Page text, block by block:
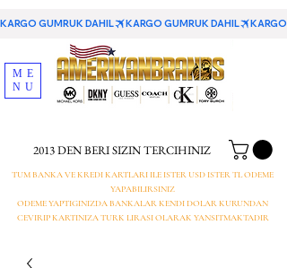
KARGO GUMRUK DAHIL
2013 DEN BERI SIZIN TERCIHINIZ
TUM BANKA VE KREDI KARTLARI ILE ISTER USD ISTER TL ODEME
YAPABILIRSINIZ
ODEME YAPTIGINIZDA BANKALAR KENDI DOLAR KURUNDAN
CEVIRIP KARTINIZA TURK LIRASI OLARAK YANSITMAKTADIR
ME
NU